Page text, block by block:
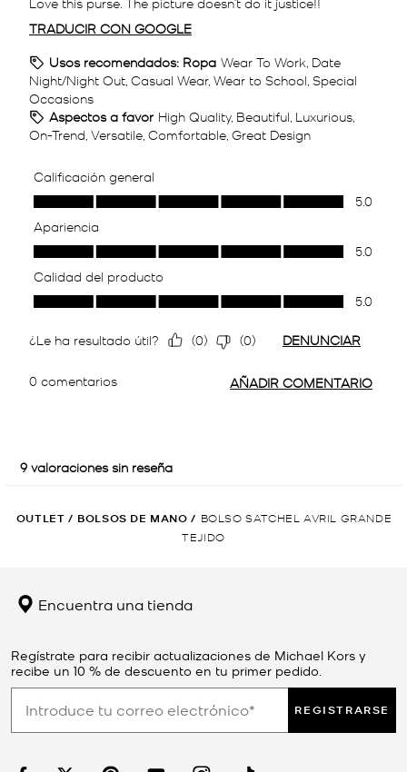
OUTLET / BOLSOS DE MANO / BOLSO SATCHEL AVRIL GRANDE
TEJIDO
Encuentra una tienda
Regístrate para recibir actualizaciones de Michael Kors y
recibe un 10 % de descuento en tu primer pedido.
REGISTRARSE